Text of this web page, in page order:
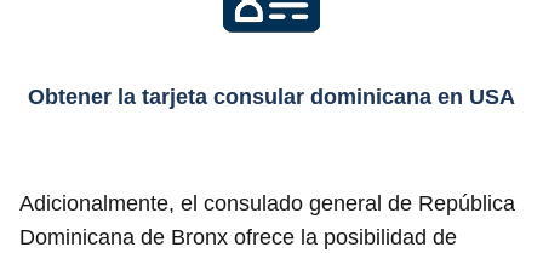
Obtener la tarjeta consular dominicana en USA
Adicionalmente, el consulado general de República
Dominicana de Bronx ofrece la posibilidad de